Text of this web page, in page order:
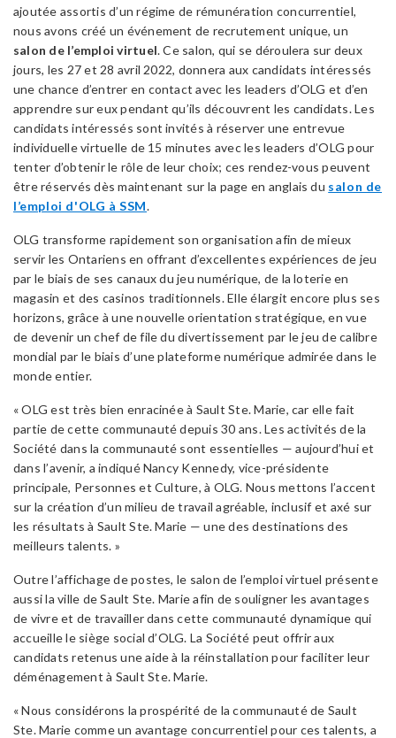
ajoutée assortis d’un régime de rémunération concurrentiel,
nous avons créé un événement de recrutement unique, un
salon de l’emploi virtuel. Ce salon, qui se déroulera sur deux
jours, les 27 et 28 avril 2022, donnera aux candidats intéressés
une chance d’entrer en contact avec les leaders d’OLG et d’en
apprendre sur eux pendant qu’ils découvrent les candidats. Les
candidats intéressés sont invités à réserver une entrevue
individuelle virtuelle de 15 minutes avec les leaders d’OLG pour
tenter d’obtenir le rôle de leur choix; ces rendez-vous peuvent
être réservés dès maintenant sur la page en anglais du salon de
l’emploi d'OLG à SSM.
OLG transforme rapidement son organisation afin de mieux
servir les Ontariens en offrant d’excellentes expériences de jeu
par le biais de ses canaux du jeu numérique, de la loterie en
magasin et des casinos traditionnels. Elle élargit encore plus ses
horizons, grâce à une nouvelle orientation stratégique, en vue
de devenir un chef de file du divertissement par le jeu de calibre
mondial par le biais d’une plateforme numérique admirée dans le
monde entier.
« OLG est très bien enracinée à Sault Ste. Marie, car elle fait
partie de cette communauté depuis 30 ans. Les activités de la
Société dans la communauté sont essentielles — aujourd’hui et
dans l’avenir, a indiqué Nancy Kennedy, vice-présidente
principale, Personnes et Culture, à OLG. Nous mettons l’accent
sur la création d’un milieu de travail agréable, inclusif et axé sur
les résultats à Sault Ste. Marie — une des destinations des
meilleurs talents. »
Outre l’affichage de postes, le salon de l’emploi virtuel présente
aussi la ville de Sault Ste. Marie afin de souligner les avantages
de vivre et de travailler dans cette communauté dynamique qui
accueille le siège social d’OLG. La Société peut offrir aux
candidats retenus une aide à la réinstallation pour faciliter leur
déménagement à Sault Ste. Marie.
« Nous considérons la prospérité de la communauté de Sault
Ste. Marie comme un avantage concurrentiel pour ces talents, a